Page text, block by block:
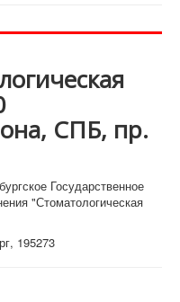
СПБ, пр.
Государственное
"Стоматологическая
195273